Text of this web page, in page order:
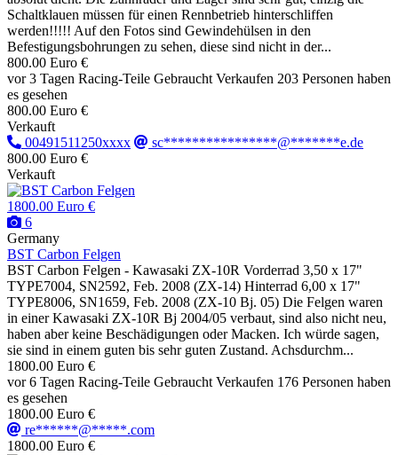
Schaltklauen müssen für einen Rennbetrieb hinterschliffen
werden!!!!! Auf den Fotos sind Gewindehülsen in den
Befestigungsbohrungen zu sehen, diese sind nicht in der...
800.00 Euro €
vor 3 Tagen Racing-Teile Gebraucht Verkaufen 203 Personen haben
es gesehen
800.00 Euro €
Verkauft
00491511250xxxx
sc****************@*******e.de
800.00 Euro €
Verkauft
1800.00 Euro €
6
Germany
BST Carbon Felgen
BST Carbon Felgen - Kawasaki ZX-10R Vorderrad 3,50 x 17"
TYPE7004, SN2592, Feb. 2008 (ZX-14) Hinterrad 6,00 x 17"
TYPE8006, SN1659, Feb. 2008 (ZX-10 Bj. 05) Die Felgen waren
in einer Kawasaki ZX-10R Bj 2004/05 verbaut, sind also nicht neu,
haben aber keine Beschädigungen oder Macken. Ich würde sagen,
sie sind in einem guten bis sehr guten Zustand. Achsdurchm...
1800.00 Euro €
vor 6 Tagen Racing-Teile Gebraucht Verkaufen 176 Personen haben
es gesehen
1800.00 Euro €
re******@*****.com
1800.00 Euro €